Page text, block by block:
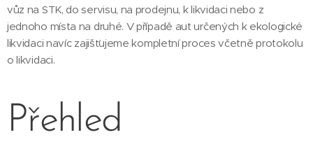
vůz na STK, do servisu, na prodejnu, k likvidaci nebo z
jednoho místa na druhé. V případě aut určených k ekologické
likvidaci navíc zajišťujeme kompletní proces včetně protokolu
o likvidaci.
Přehled